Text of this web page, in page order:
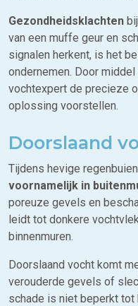
Gezondheidsklachten
van een muffe geur en
signalen herkent, is het
ondernemen. Door
vochtexpert de precieze
oplossing voorstellen.
Doorslaand
Tijdens hevige
voornamelijk in
poreuze gevels en
leidt tot donkere
binnenmuren.
Doorslaand vocht komt
verouderde gevels of
schade is niet beperkt